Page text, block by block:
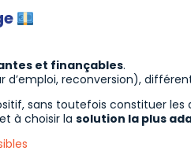
et finançables.
reconversion),
sans toutefois constituer les
et à choisir la solution la plus